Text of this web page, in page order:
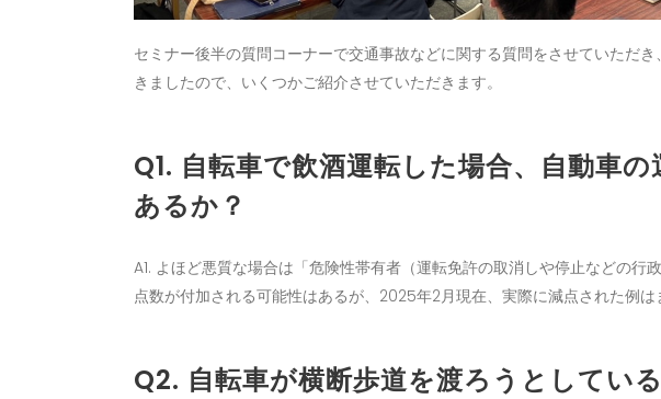
セミナー後半の質問コーナーで交通事故などに関する質問をさせていただ
きましたので、いくつかご紹介させていただきます。
Q1. 自転車で飲酒運転した場合、自動車
あるか？
A1. よほど悪質な場合は「危険性帯有者（運転免許の取消しや停止などの行
点数が付加される可能性はあるが、2025年2月現在、実際に減点された例は
Q2. 自転車が横断歩道を渡ろうとしてい